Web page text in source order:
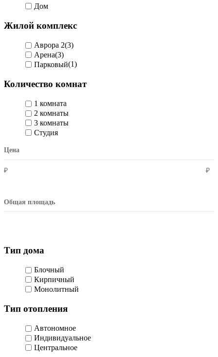
Дом
Жилой комплекс
Аврора 2(3)
Арена(3)
Парковый(1)
Количество комнат
1 комната
2 комнаты
3 комнаты
Студия
Цена
₽ ₽
Общая площадь
Тип дома
Блочный
Кирпичный
Монолитный
Тип отопления
Автономное
Индивидуальное
Центральное